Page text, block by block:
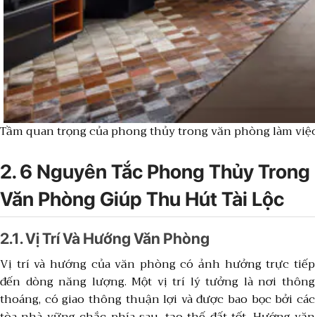
Tầm quan trọng của phong thủy trong văn phòng làm
2. 6 Nguyên Tắc Phong Thủy Trong
Văn Phòng Giúp Thu Hút Tài Lộc
2.1. Vị Trí Và Hướng Văn Phòng
Vị trí và hướng của văn phòng có ảnh hưởng trực tiếp
đến dòng năng lượng. Một vị trí lý tưởng là nơi thông
thoáng, có giao thông thuận lợi và được bao bọc bởi các